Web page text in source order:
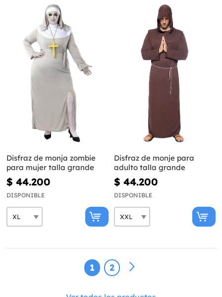
Disfraz de monja zombie
para mujer talla grande
$ 44.200
DISPONIBLE
Disfraz de monje para
adulto talla grande
$ 44.200
DISPONIBLE
1 2